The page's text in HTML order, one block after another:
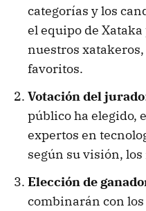
categorías y los
el equipo de
nuestros
favoritos.
Votación del jurado
público ha elegido,
expertos en
según su visión,
Elección de
combinarán con